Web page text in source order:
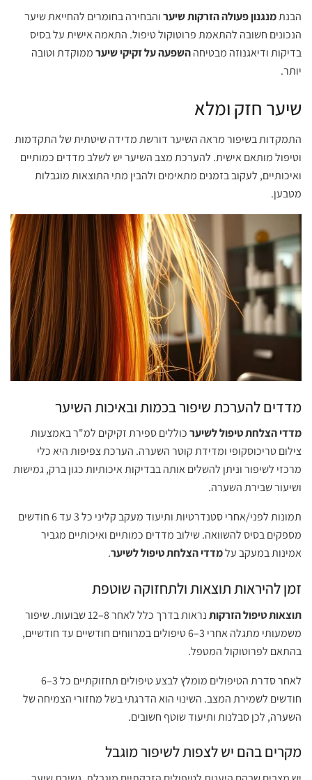
הבנתמנגנון פעולה הזרקות שיערוהבחירה בחומרים להחייאת שיער
הנכונים חשובה להתאמת פרוטוקול טיפול. התאמה אישית על בסיס
בדיקות ודיאגנוזה מבטיחההשפעה על זקיקי שיערממוקדת וטובה
יותר.
שיער חזק ומלא
התמקדות בשיפור מראה השיער דורשת מדידה שיטתית של התקדמות
וטיפול מותאם אישית. להערכת מצב השיער יש לשלב מדדים כמותיים
ואיכותיים, לעקוב בזמנים מתאימים ולהבין מתי התוצאות מוגבלות
מטבען.
מדדים להערכת שיפור בכמות ובאיכות השיער
מדדי הצלחת טיפול לשיערכוללים ספירת זקיקים למ"ר באמצעות
צילום טריכוסקופי ומדידת קוטר השערה. הערכת צפיפות היא כלי
מרכזי לשיפור וניתן להשלים אותה בבדיקות איכותיות כגון ברק, גמישות
ושיעור שבירת השערה.
תמונות לפני/אחרי סטנדרטיות ותיעוד מעקב קליני כל 3 עד 6 חודשים
מספקים בסיס להשוואה. שילוב מדדים כמותיים ואיכותיים מגביר
אמינות במעקב עלמדדי הצלחת טיפול לשיער.
זמן להיראות תוצאות ולתחזוקה שוטפת
תוצאות טיפול הזרקות
נראות בדרך כלל לאחר 8–12 שבועות. שיפור
משמעותי מתגלה אחרי 3–6 טיפולים במרווחים חודשיים עד חודשיים,
בהתאם לפרוטוקול המטפל.
לאחר סדרת הטיפולים מומלץ לבצע טיפולים תחזוקתיים כל 3–6
חודשים לשמירת המצב. השינוי הוא הדרגתי בשל מחזורי הצמיחה של
השערה, לכן סבלנות ותיעוד שוטף חשובים.
מקרים בהם יש לצפות לשיפור מוגבל